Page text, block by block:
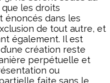
les droits
énoncés dans les
de tout autre, et
également. Il est
création reste
perpétuelle et
ou